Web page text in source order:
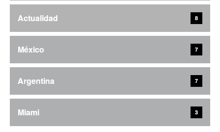
Actualidad 8
México 7
Argentina 7
Miami 3